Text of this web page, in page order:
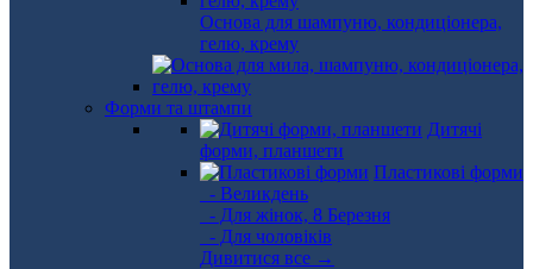
Основа для шампуню, кондиціонера,
гелю, крему
Форми та штампи
Дитячі
форми, планшети
Пластикові форми
- Великдень
- Для жінок, 8 Березня
- Для чоловіків
Дивитися все →